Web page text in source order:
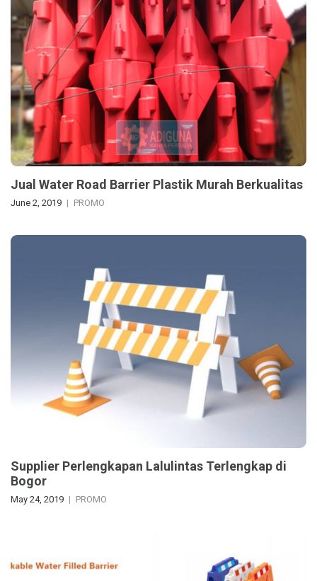
Jual Water Road Barrier Plastik Murah Berkualitas
June 2, 2019 PROMO
Supplier Perlengkapan Lalulintas Terlengkap di
Bogor
May 24, 2019 PROMO